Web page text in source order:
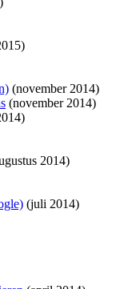
(november 2014)
(november 2014)
2014)
(juli 2014)